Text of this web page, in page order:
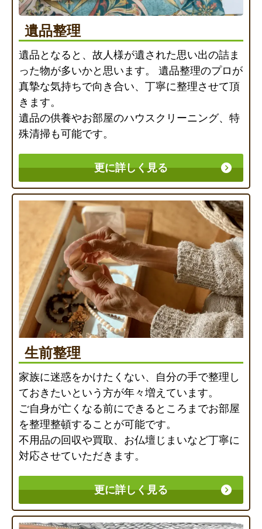
遺品整理
遺品となると、故人様が遺された思い出の詰ま
った物が多いかと思います。 遺品整理のプロが
真摯な気持ちで向き合い、丁寧に整理させて頂
きます。
遺品の供養やお部屋のハウスクリーニング、特
殊清掃も可能です。
更に詳しく見る
生前整理
家族に迷惑をかけたくない、自分の手で整理し
ておきたいという方が年々増えています。
ご自身が亡くなる前にできるところまでお部屋
を整理整頓することが可能です。
不用品の回収や買取、お仏壇じまいなど丁寧に
対応させていただきます。
更に詳しく見る